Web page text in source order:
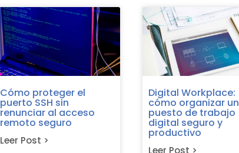
Cómo proteger el
puerto SSH sin
renunciar al acceso
remoto seguro
Leer Post >
Digital Workplace:
cómo organizar un
puesto de trabajo
digital seguro y
productivo